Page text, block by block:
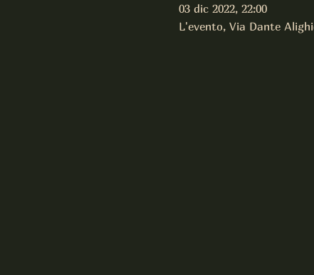
03 dic 2022, 22:00
L'evento, Via Dante